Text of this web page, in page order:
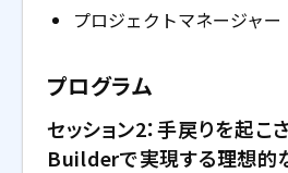
プロジェクトマネージャー
プログラム
セッション2：手戻りを起こ
Builderで実現する理想的